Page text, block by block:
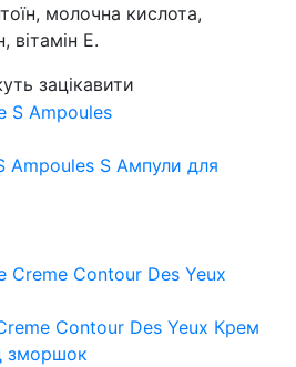
молочна кислота,
вітамін Е.
зацікавити
Ampoules S Ампули для
Contour Des Yeux Крем
зморшок